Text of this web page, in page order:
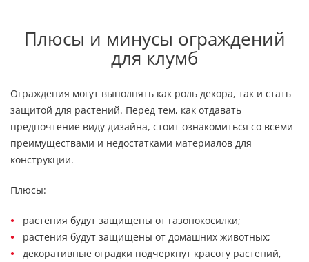
Плюсы и минусы ограждений
для клумб
Ограждения могут выполнять как роль декора, так и стать
защитой для растений. Перед тем, как отдавать
предпочтение виду дизайна, стоит ознакомиться со всеми
преимуществами и недостатками материалов для
конструкции.
Плюсы:
растения будут защищены от газонокосилки;
растения будут защищены от домашних животных;
декоративные оградки подчеркнут красоту растений,